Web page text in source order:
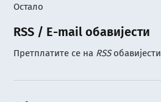
Остало
RSS / E-mail обавијести
Претплатите се на RSSобавијести